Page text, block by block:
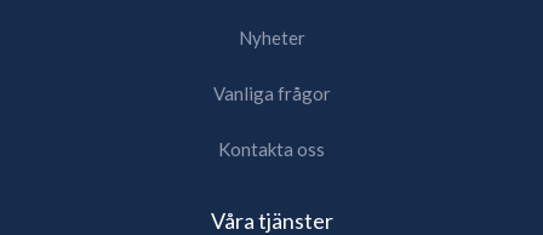
Nyheter
Vanliga frågor
Kontakta oss
Våra tjänster